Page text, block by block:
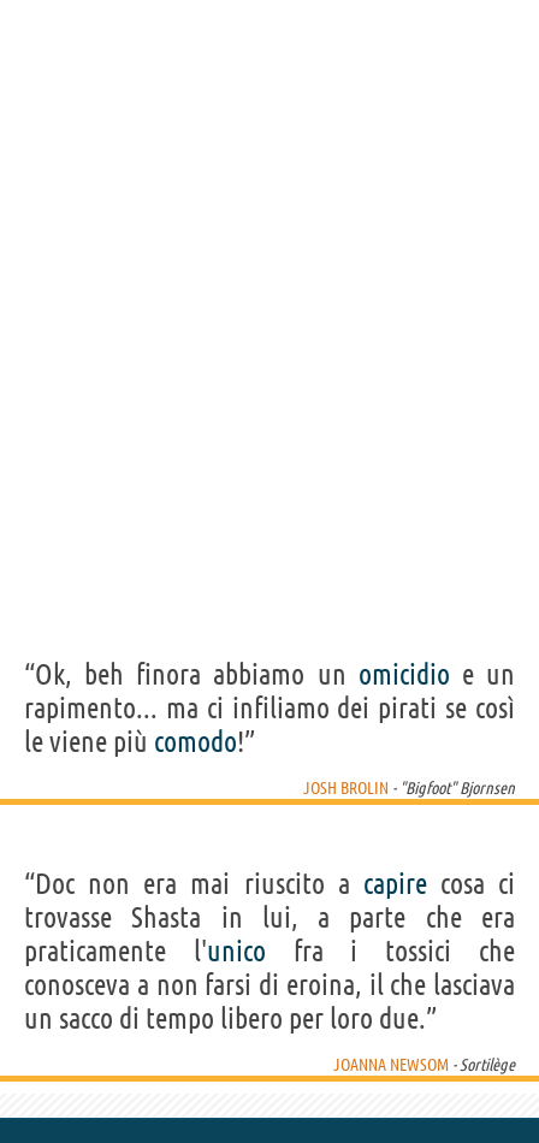
“Ok, beh finora abbiamo un omicidio e un
rapimento... ma ci infiliamo dei pirati se così
le viene più comodo!”
JOSH BROLIN - "Bigfoot" Bjornsen
“Doc non era mai riuscito a capirecosa ci
trovasse Shasta in lui, a parte che era
praticamente l'unico fra i tossici che
conosceva a non farsi di eroina, il che lasciava
un sacco di tempo libero per loro due.”
JOANNA NEWSOM - Sortilège